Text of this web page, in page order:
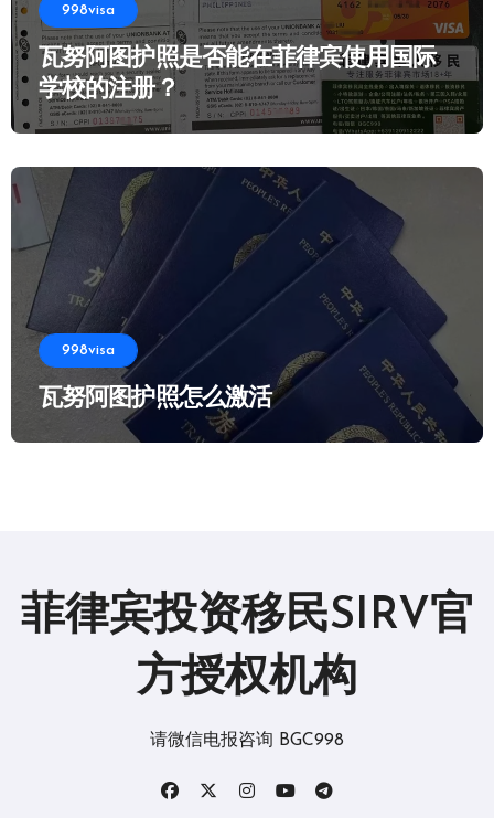
998visa
瓦努阿图护照是否能在菲律宾使用国际
学校的注册？
998visa
瓦努阿图护照怎么激活
菲律宾投资移民SIRV官
方授权机构
请微信电报咨询 BGC998